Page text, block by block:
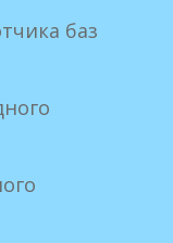
баз